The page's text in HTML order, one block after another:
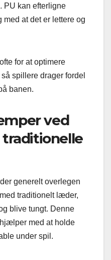
PU kan efterligne
at det er lettere og
for at optimere
spillere drager fordel
banen.
ved
generelt overlegen
traditionelt læder,
blive tungt. Denne
med at holde
under spil.